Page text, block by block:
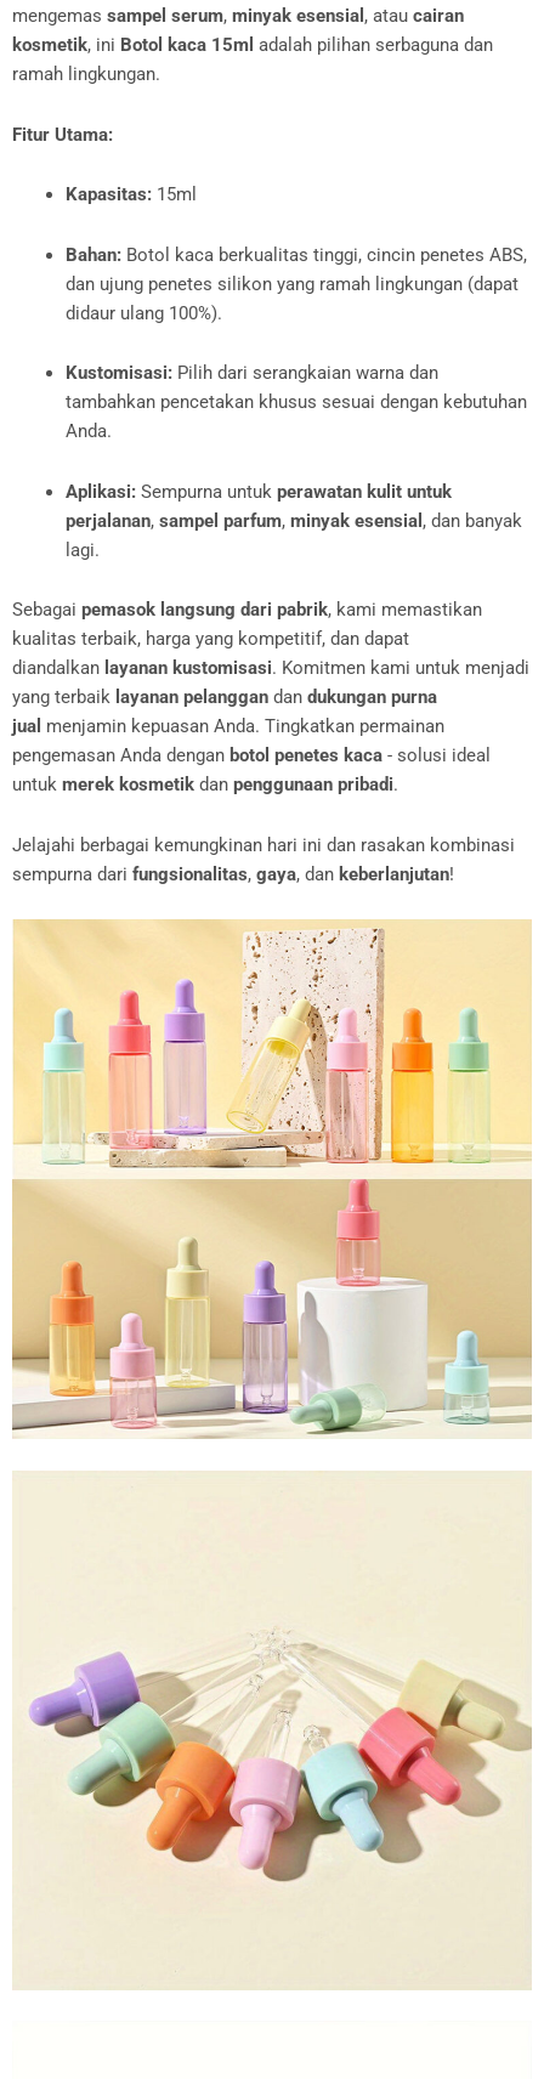
mengemas sampel serum, minyak esensial , atau cairan
kosmetik, ini Botol kaca 15ml adalah pilihan serbaguna dan
ramah lingkungan.
Fitur Utama:
Kapasitas:15ml
Bahan:Botol kaca berkualitas tinggi, cincin penetes ABS,
dan ujung penetes silikon yang ramah lingkungan (dapat
didaur ulang 100%).
Kustomisasi:Pilih dari serangkaian warna dan
tambahkan pencetakan khusus sesuai dengan kebutuhan
Anda.
Aplikasi:Sempurna untuk perawatan kulit untuk
perjalanan, sampel parfum, minyak esensial , dan banyak
lagi.
Sebagai pemasok langsung dari pabrik, kami memastikan
kualitas terbaik, harga yang kompetitif, dan dapat
diandalkan layanan kustomisasi. Komitmen kami untuk menjadi
yang terbaik layanan pelanggan dan dukungan purna
jual menjamin kepuasan Anda. Tingkatkan permainan
pengemasan Anda dengan botol penetes kaca - solusi ideal
untuk merek kosmetik dan penggunaan pribadi.
Jelajahi berbagai kemungkinan hari ini dan rasakan kombinasi
sempurna dari fungsionalitas, gaya, dan keberlanjutan!